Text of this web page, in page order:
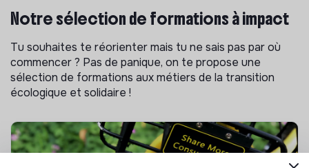
Notre sélection de formations à impact
Tu souhaites te réorienter mais tu ne sais pas par où
commencer ? Pas de panique, on te propose une
sélection de formations aux métiers de la transition
écologique et solidaire !